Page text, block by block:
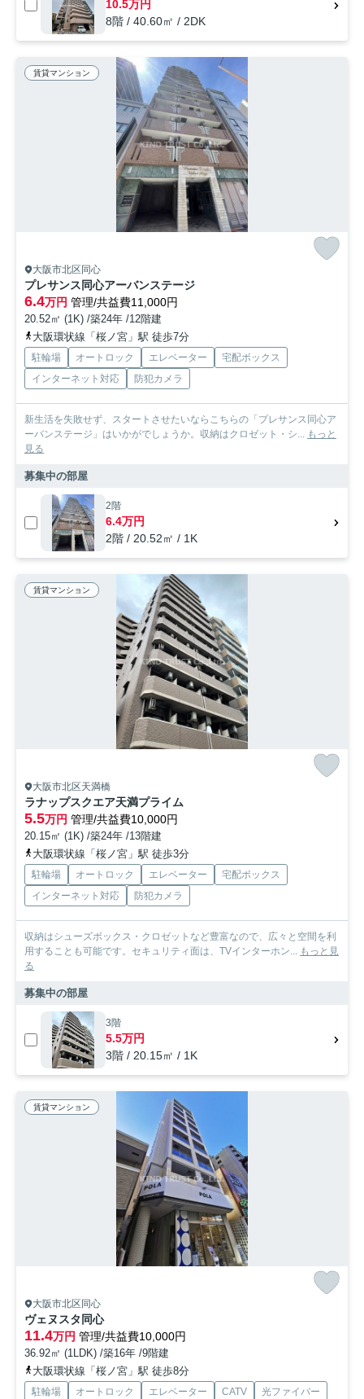
10.5万円
8階 / 40.60㎡ / 2DK
賃貸マンション
大阪市北区同心
プレサンス同心アーバンステージ
6.4万円 管理/共益費11,000円
20.52㎡ (1K) /築24年 /12階建
大阪環状線「桜ノ宮」駅 徒歩7分
駐輪場 オートロック エレベーター
宅配ボックス
インターネット対応
防犯カメラ
新生活を失敗せず、スタートさせたいならこちらの「プレサンス同心ア
ーバンステージ」はいかがでしょうか。収納はクロゼット・シ... もっと
見る
募集中の部屋
2階
6.4万円
2階 / 20.52㎡ / 1K
賃貸マンション
大阪市北区天満橋
ラナップスクエア天満プライム
5.5万円 管理/共益費10,000円
20.15㎡ (1K) /築24年 /13階建
大阪環状線「桜ノ宮」駅 徒歩3分
駐輪場 オートロック エレベーター
宅配ボックス
インターネット対応
防犯カメラ
収納はシューズボックス・クロゼットなど豊富なので、広々と空間を利
用することも可能です。セキュリティ面は、TVインターホン... もっと見
る
募集中の部屋
3階
5.5万円
3階 / 20.15㎡ / 1K
賃貸マンション
大阪市北区同心
ヴェヌスタ同心
11.4万円 管理/共益費10,000円
36.92㎡ (1LDK) /築16年 /9階建
大阪環状線「桜ノ宮」駅 徒歩8分
駐輪場 オートロック エレベーター CATV
光ファイバー